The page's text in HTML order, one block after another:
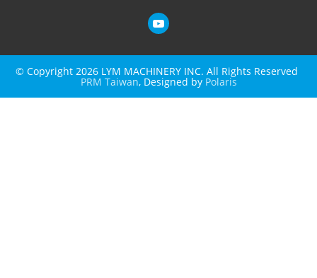
© Copyright 2026 LYM MACHINERY INC. All Rights Reserved
PRM Taiwan, Designed by Polaris